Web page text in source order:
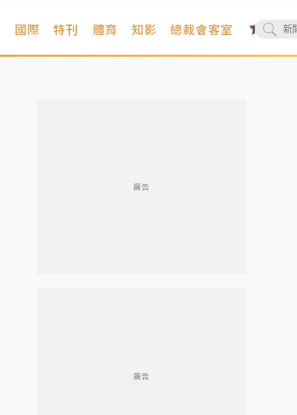
國際 特刊 體育 知影 總裁會客室
廣告
廣告